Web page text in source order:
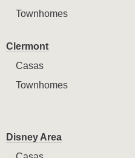
Townhomes
Clermont
Casas
Townhomes
Disney Area